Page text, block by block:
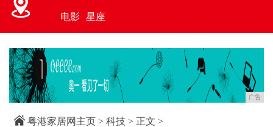
电影 星座
广告
粤港家居网主页 > 科技 > 正文 >